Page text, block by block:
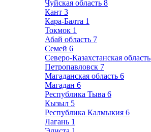
Чуйская область 8
Кант 3
Кара-Балта 1
Токмок 1
Абай область 7
Семей 6
Северо-Казахстанская область
Петропавловск 7
Магаданская область 6
Магадан 6
Республика Тыва 6
Кызыл 5
Республика Калмыкия 6
Лагань 1